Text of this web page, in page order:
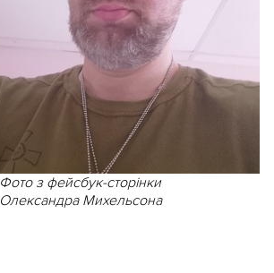
Фото з фейсбук-сторінки
Олександра Михельсона